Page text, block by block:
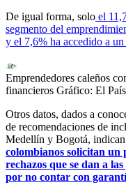
De igual forma, solo el
segmento del
y el 7,6% ha accedido a
Emprendedores caleños
financieros Gráfico: El
Otros datos, dados a
de recomendaciones de
Medellín y Bogotá,
colombianos solicitan un
rechazos que se dan a
por no contar con